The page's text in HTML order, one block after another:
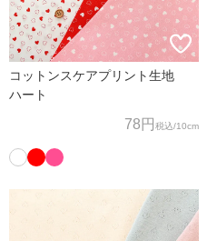
コットンスケアプリント生地
ハート
78円 税込/10cm